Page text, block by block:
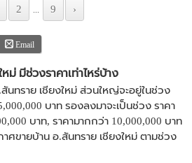
2 ... 9 ›
Email
ม่ มีช่วงราคาเท่าไหร่บ้าง
นทราย เชียงใหม่ ส่วนใหญ่จะอยู่ในช่วง
บาท รองลงมาจะเป็นช่วง ราคา
บาท, ราคามากกว่า 10,000,000 บาท
ศขายบ้าน อ.สันทราย เชียงใหม่ ตามช่วง